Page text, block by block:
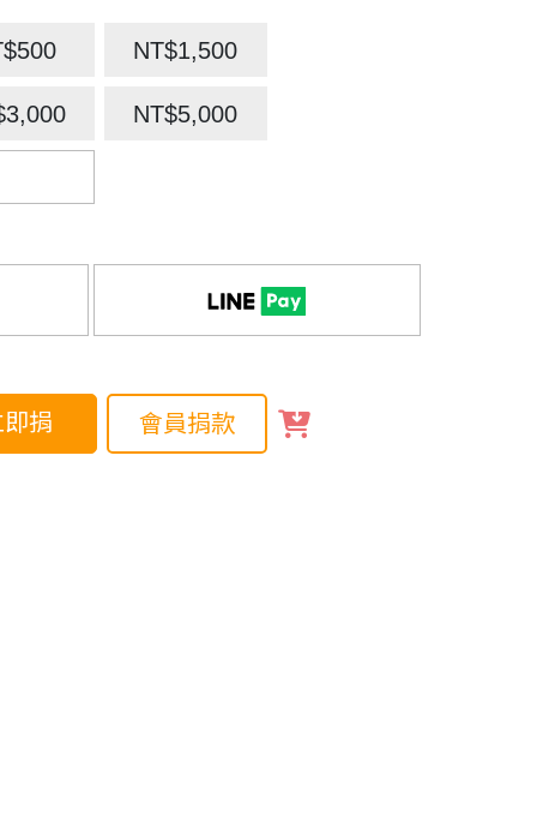
NT$1,500
NT$5,000
捐 會員捐款